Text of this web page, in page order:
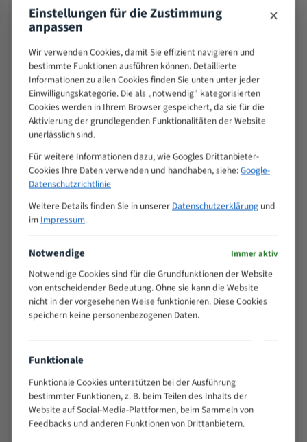
10
8/12 6/10 5/8
12
15
8/12 6/10
4/5
20
4/6
30
4/5
50
4/5
80
> 100
VOLLMATERIAL
Zähne pro
Zoll (ZpZ) )
>
15 - 40
25 - 50
6/10
35 - 70
5/8
50 - 120
4/6
80 - 180
3/4
150 -
450
200 -
600
1,1/1,6
> 500
0,75/1,25
Einstellungen für die Zustimmung
anpassen ×
Wir verwenden Cookies, damit Sie effizient navigieren und
bestimmte Funktionen ausführen können. Detaillierte
Informationen zu allen Cookies finden Sie unten unter jeder
Einwilligungskategorie. Die als „notwendig" kategorisierten
Cookies werden in Ihrem Browser gespeichert, da sie für die
Aktivierung der grundlegenden Funktionalitäten der Website
unerlässlich sind.
Für weitere Informationen dazu, wie Googles Drittanbieter-
Cookies Ihre Daten verwenden und handhaben, siehe:Google-
Datenschutzrichtlinie
Weitere Details finden Sie in unserer Datenschutzerklärungund
im Impressum.
Notwendige Immer aktiv
Notwendige Cookies sind für die Grundfunktionen der Website
von entscheidender Bedeutung. Ohne sie kann die Website
nicht in der vorgesehenen Weise funktionieren. Diese Cookies
speichern keine personenbezogenen Daten.
Funktionale
Funktionale Cookies unterstützen bei der Ausführung
bestimmter Funktionen, z. B. beim Teilen des Inhalts der
Website auf Social-Media-Plattformen, beim Sammeln von
Feedbacks und anderen Funktionen von Drittanbietern.